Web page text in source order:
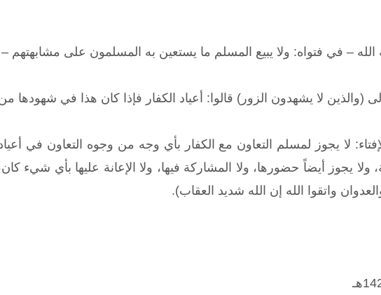
– في فتواه: ولا يبيع المسلم ما يستعين به المسلمون على مشابهتهم
لا يشهدون الزور) قالوا: أعياد الكفار فإذا كان هذا في شهودها
لا يجوز لمسلم التعاون مع الكفار بأي وجه من وجوه التعاون في
ولا يجوز أيضاً حضورها، ولا المشاركة فيها، ولا الإعانة عليها بأي شيء
واتقوا الله إن الله شديد العقاب).